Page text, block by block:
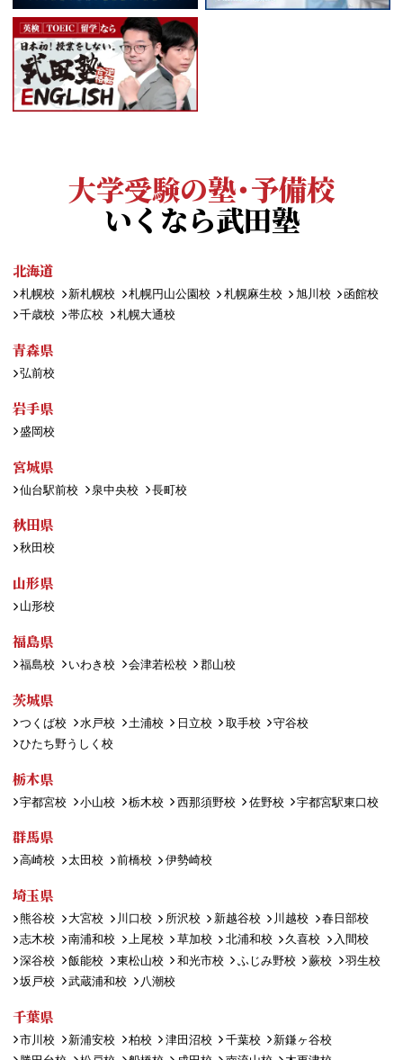
大学受験の塾・予備校
いくなら武田塾
北海道
札幌校 新札幌校 札幌円山公園校 札幌麻生校 旭川校
函館校
千歳校
帯広校 札幌大通校
青森県
弘前校
岩手県
盛岡校
宮城県
仙台駅前校 泉中央校 長町校
秋田県
秋田校
山形県
山形校
福島県
福島校 いわき校 会津若松校 郡山校
茨城県
つくば校 水戸校 土浦校 日立校 取手校
守谷校
ひたち野うしく校
栃木県
宇都宮校 小山校 栃木校 西那須野校 佐野校 宇都宮駅東口校
群馬県
高崎校 太田校 前橋校 伊勢崎校
埼玉県
熊谷校 大宮校 川口校 所沢校 新越谷校 川越校
春日部校
志木校
南浦和校 上尾校 草加校 北浦和校 久喜校
入間校
深谷校
飯能校 東松山校 和光市校 ふじみ野校 蕨校
羽生校
坂戸校
武蔵浦和校 八潮校
千葉県
市川校 新浦安校 柏校 津田沼校 千葉校
新鎌ヶ谷校